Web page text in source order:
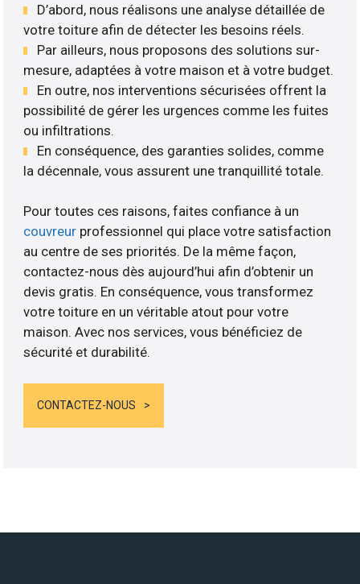
D’abord, nous réalisons une analyse détaillée de
votre toiture afin de détecter les besoins réels.
Par ailleurs, nous proposons des solutions sur-
mesure, adaptées à votre maison et à votre budget.
En outre, nos interventions sécurisées offrent la
possibilité de gérer les urgences comme les fuites
ou infiltrations.
En conséquence, des garanties solides, comme
la décennale, vous assurent une tranquillité totale.
Pour toutes ces raisons, faites confiance à un
couvreur professionnel qui place votre satisfaction
au centre de ses priorités. De la même façon,
contactez-nous dès aujourd’hui afin d’obtenir un
devis gratis. En conséquence, vous transformez
votre toiture en un véritable atout pour votre
maison. Avec nos services, vous bénéficiez de
sécurité et durabilité.
CONTACTEZ-NOUS